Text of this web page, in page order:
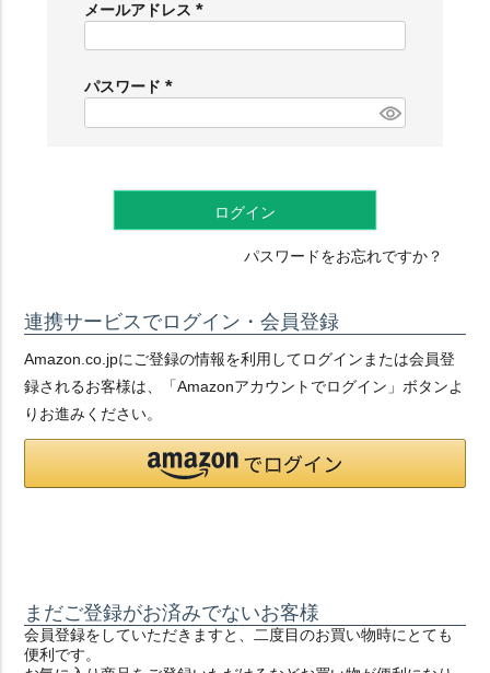
メールアドレス
必
パスワード
必
ログイン
パスワードをお忘れですか？
連携サービスでログイン・会員登録
Amazon.co.jpにご登録の情報を利用してログインまたは会員登
録されるお客様は、「Amazonアカウントでログイン」ボタンよ
りお進みください。
まだご登録がお済みでないお客様
会員登録をしていただきますと、二度目のお買い物時にとても
便利です。